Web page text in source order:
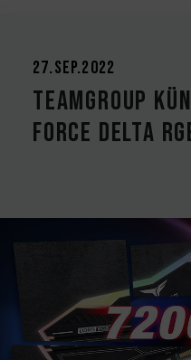
27.Sep.2022
TEAMGROUP
FORCE DELTA